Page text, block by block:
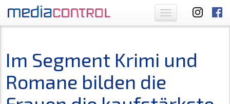
Toggle
navigation
Im Segment Krimi und
Romane bilden die